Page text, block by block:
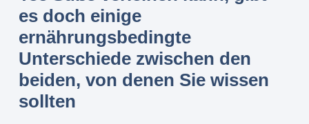
es doch einige
ernährungsbedingte
Unterschiede zwischen den
beiden, von denen Sie wissen
sollten